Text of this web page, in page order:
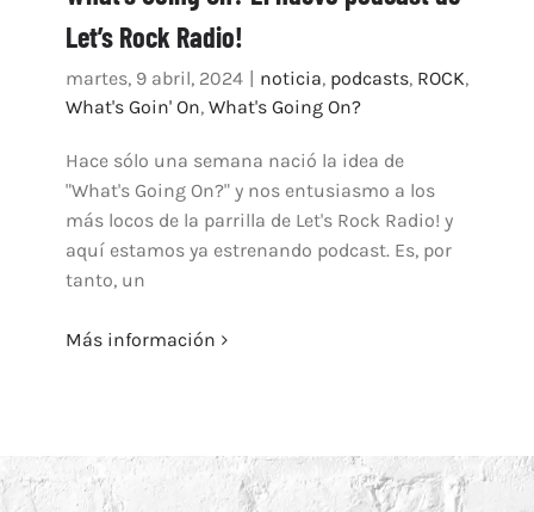
ARTÍCULOS
QUÉ HACEMOS
MECENAZGO
CONTRATACIÓN
CONTACTO
Let’s Rock Radio!
martes, 9 abril, 2024 noticia, podcasts, ROCK,
What's Goin' On, What's Going On?
Hace sólo una semana nació la idea de
"What's Going On?" y nos entusiasmo a los
más locos de la parrilla de Let's Rock Radio! y
aquí estamos ya estrenando podcast. Es, por
tanto, un
Más información